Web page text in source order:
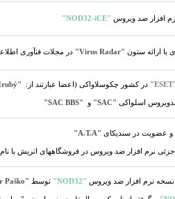
افزار ضد ویروس "NOD32-iCE"
با ارائه ستون "Virus Radar" در مجلات فنآوری
در کشور چکوسلاواکی (اعضا عبارتند از: "Peter Paško"
اسلواکی "SAC" و "SAC BBS"
عضویت در سندیکای "A.T.A"
نرم افزار ضد ویروس در فروشگاههای اتریش با نام
نرم افزار ضد ویروس "NOD32" توسط "Peter Paško"